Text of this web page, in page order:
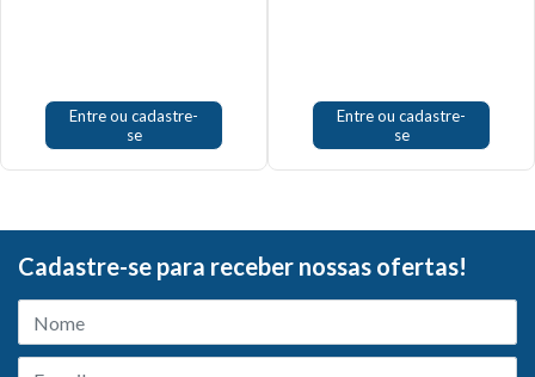
Entre ou cadastre-
se
Entre ou cadastre-
se
Cadastre-se para receber nossas ofertas!